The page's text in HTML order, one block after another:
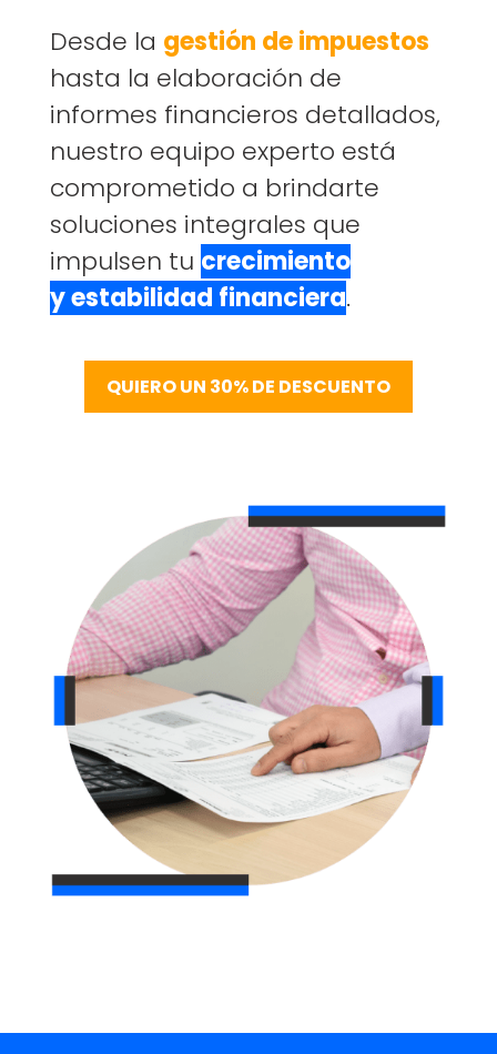
Desde la gestión de impuestos
hasta la elaboración de
informes financieros detallados,
nuestro equipo experto está
comprometido a brindarte
soluciones integrales que
impulsen tu crecimiento
y estabilidad financiera.
QUIERO UN 30% DE DESCUENTO